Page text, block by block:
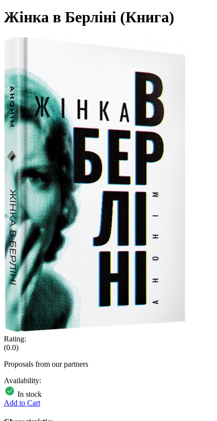
Жінка в Берліні (Книга)
Rating:
(0.0)
Proposals from our partners
Availability:
In stock
Add to Cart